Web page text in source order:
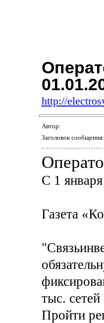
http://
Автор:
Заголовок сообщения:
С 1
Газета
тыс.
Пройти